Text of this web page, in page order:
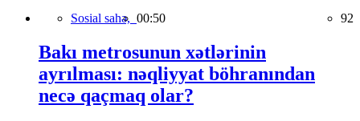
Sosial sahə, 00:50 92
Bakı metrosunun xətlərinin
ayrılması: nəqliyyat böhranından
necə qaçmaq olar?